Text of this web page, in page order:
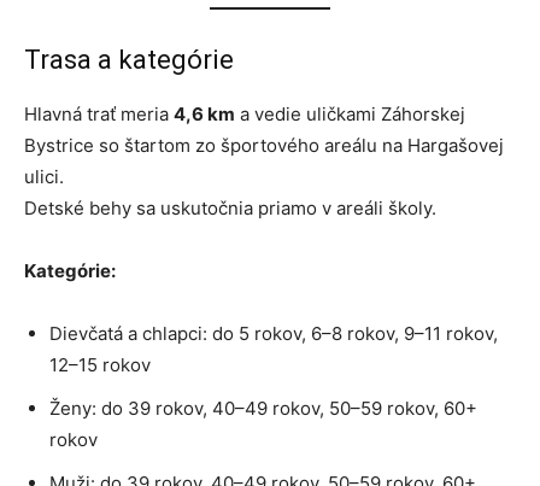
Trasa a kategórie
Hlavná trať meria 4,6 km a vedie uličkami Záhorskej
Bystrice so štartom zo športového areálu na Hargašovej
ulici.
Detské behy sa uskutočnia priamo v areáli školy.
Kategórie:
Dievčatá a chlapci: do 5 rokov, 6–8 rokov, 9–11 rokov,
12–15 rokov
Ženy: do 39 rokov, 40–49 rokov, 50–59 rokov, 60+
rokov